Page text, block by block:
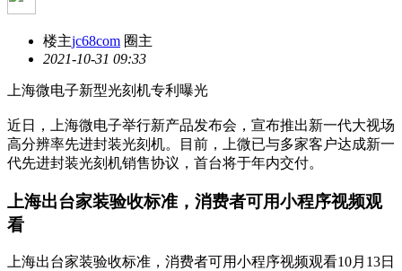
楼主jc68com 圈主
2021-10-31 09:33
上海微电子新型光刻机专利曝光
近日，上海微电子举行新产品发布会，宣布推出新一代大视场
高分辨率先进封装光刻机。目前，上微已与多家客户达成新一
代先进封装光刻机销售协议，首台将于年内交付。
上海出台家装验收标准，消费者可用小程序视频观
看
上海出台家装验收标准，消费者可用小程序视频观看10月13日